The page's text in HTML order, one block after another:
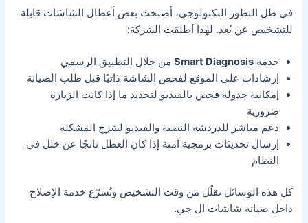
في ظل التطور التكنولوجي، أصبحت بعض أعطال الشاشات قابلة
للتشخيص عن بُعد. لهذا أطلقت الشركة:
خدمةSmart Diagnosis من خلال التطبيق الرسمي
إرشادات على الموقع لفحص الشاشة ذاتيًا قبل طلب الصيانة
إمكانية جدولة فحص بالفيديو لتحديد ما إذا كانت الزيارة
ضرورية
دعم مباشر للدردشة النصية والفيديو لشرح المشكلة
إرسال تحديثات برمجية آمنة إذا كان العطل ناتجًا عن خلل في
النظام
كل هذه الوسائل تقلّل من وقت التشخيص وتُسرّع خدمة الإصلاح
داخل صيانه شاشات ال جي.